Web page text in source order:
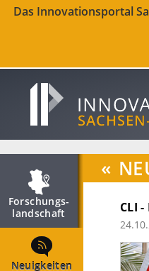
Das Innovationsportal
Forschungs­
landschaft
Neuigkeiten
«
CLI